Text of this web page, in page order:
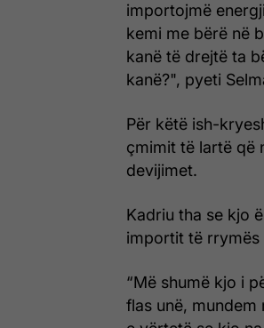
importojmë
kemi me bërë në
kanë të drejtë ta
kanë?", pyeti
Për këtë ish-
çmimit të lartë që
devijimet.
Kadriu tha se kjo
importit të rrymës
“Më shumë kjo i
flas unë, mundem